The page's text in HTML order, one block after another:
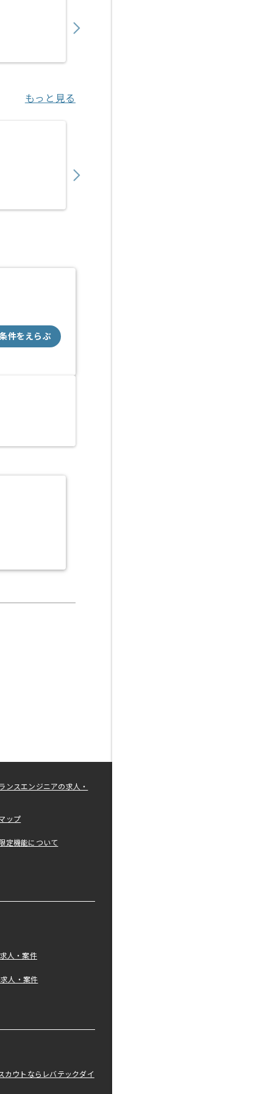
もっと見る
件をえらぶ
ンスエンジニアの求人・
ップ
定機能について
人・案件
人・案件
カウトならレバテックダイ